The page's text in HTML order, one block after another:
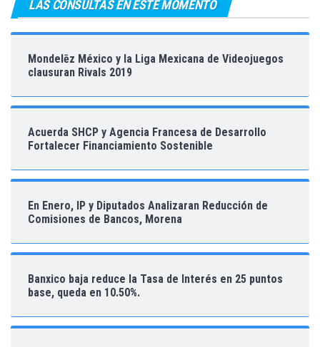
LAS CONSULTAS EN ESTE MOMENTO
Mondelēz México y la Liga Mexicana de Videojuegos
clausuran Rivals 2019
Acuerda SHCP y Agencia Francesa de Desarrollo
Fortalecer Financiamiento Sostenible
En Enero, IP y Diputados Analizaran Reducción de
Comisiones de Bancos, Morena
Banxico baja reduce la Tasa de Interés en 25 puntos
base, queda en 10.50%.